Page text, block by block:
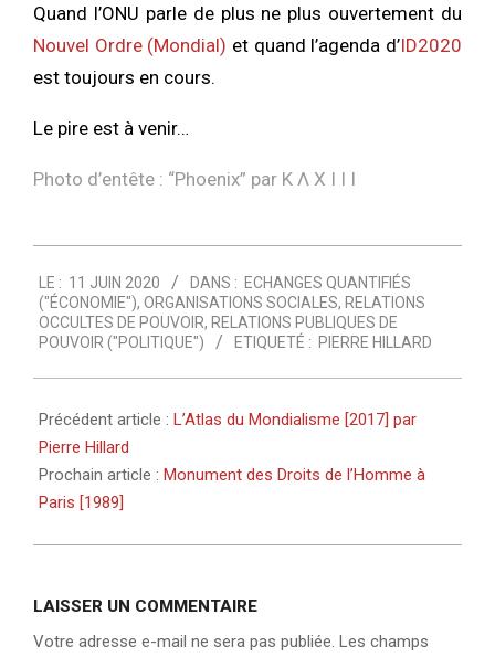
Quand l’ONU parle de plus ne plus ouvertement du
Nouvel Ordre (Mondial) et quand l’agenda d’ID2020
est toujours en cours.
Le pire est à venir…
Photo d’entête : “Phoenix” par K Λ X I I I
06-
11
LE : 11 JUIN 2020 DANS : ECHANGES QUANTIFIÉS
("ÉCONOMIE"), ORGANISATIONS SOCIALES, RELATIONS
OCCULTES DE POUVOIR, RELATIONS PUBLIQUES DE
POUVOIR ("POLITIQUE")
ETIQUETÉ : PIERRE HILLARD
Précédent article : L’Atlas du Mondialisme [2017] par
Pierre Hillard
Prochain article : Monument des Droits de l’Homme à
Paris [1989]
LAISSER UN COMMENTAIRE
Votre adresse e-mail ne sera pas publiée. Les champs